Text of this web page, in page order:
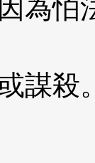
為怕
謀殺